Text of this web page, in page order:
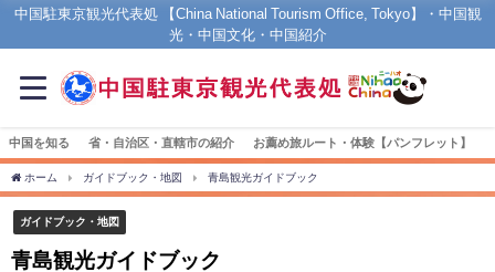
中国駐東京観光代表処 【China National Tourism Office, Tokyo】・中国観
光・中国文化・中国紹介
中国を知る 省・自治区・直轄市の紹介 お薦め旅ルート・体験【パンフレット】
ホーム ガイドブック・地図 青島観光ガイドブック
ガイドブック・地図
青島観光ガイドブック